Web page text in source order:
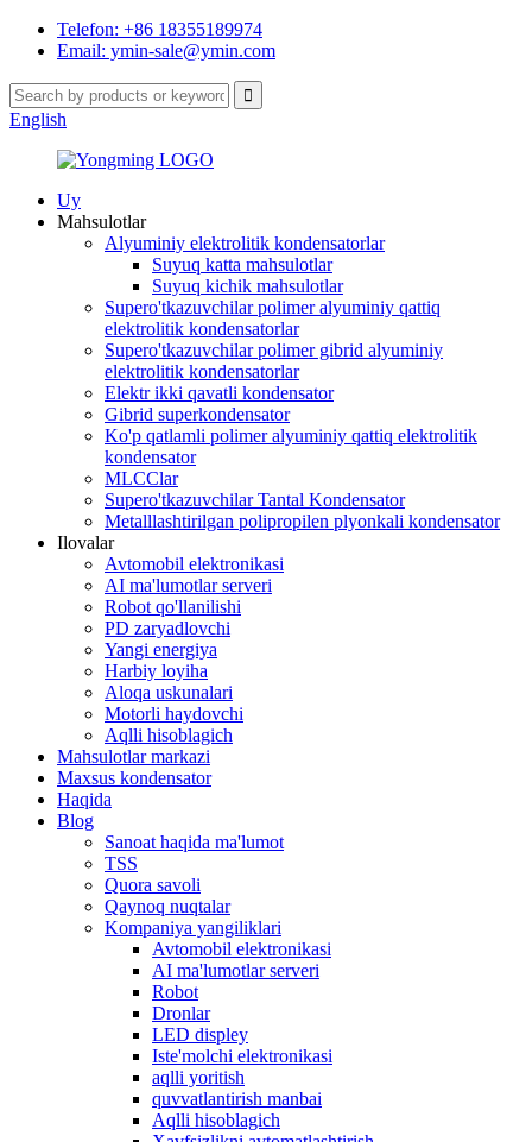
Telefon: +86 18355189974
Email: ymin-sale@ymin.com
English
Uy
Mahsulotlar
Alyuminiy elektrolitik kondensatorlar
Suyuq katta mahsulotlar
Suyuq kichik mahsulotlar
Supero'tkazuvchilar polimer alyuminiy qattiq
elektrolitik kondensatorlar
Supero'tkazuvchilar polimer gibrid alyuminiy
elektrolitik kondensatorlar
Elektr ikki qavatli kondensator
Gibrid superkondensator
Ko'p qatlamli polimer alyuminiy qattiq elektrolitik
kondensator
MLCClar
Supero'tkazuvchilar Tantal Kondensator
Metalllashtirilgan polipropilen plyonkali kondensator
Ilovalar
Avtomobil elektronikasi
AI ma'lumotlar serveri
Robot qo'llanilishi
PD zaryadlovchi
Yangi energiya
Harbiy loyiha
Aloqa uskunalari
Motorli haydovchi
Aqlli hisoblagich
Mahsulotlar markazi
Maxsus kondensator
Haqida
Blog
Sanoat haqida ma'lumot
TSS
Quora savoli
Qaynoq nuqtalar
Kompaniya yangiliklari
Avtomobil elektronikasi
AI ma'lumotlar serveri
Robot
Dronlar
LED displey
Iste'molchi elektronikasi
aqlli yoritish
quvvatlantirish manbai
Aqlli hisoblagich